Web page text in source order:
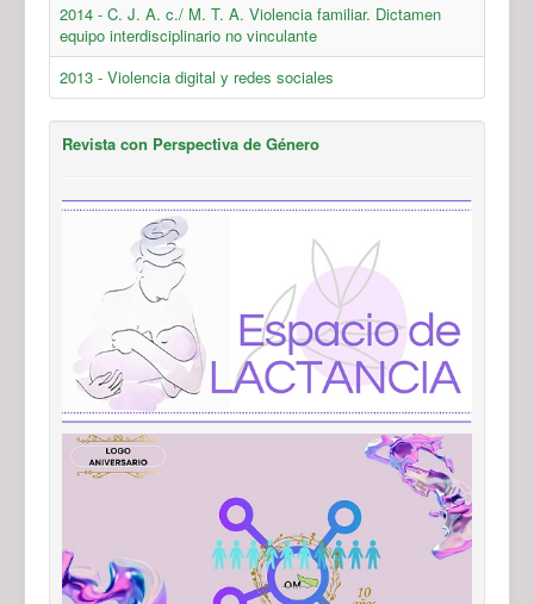
2014 - C. J. A. c./ M. T. A. Violencia familiar. Dictamen
equipo interdisciplinario no vinculante
2013 - Violencia digital y redes sociales
Revista con Perspectiva de Género